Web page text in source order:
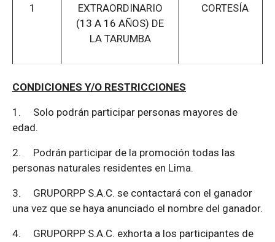
1
EXTRAORDINARIO
(13 A 16 AÑOS) DE
LA TARUMBA
CORTESÍA
CONDICIONES Y/O RESTRICCIONES
1. Solo podrán participar personas mayores de
edad.
2. Podrán participar de la promoción todas las
personas naturales residentes en Lima.
3. GRUPORPP S.A.C. se contactará con el ganador
una vez que se haya anunciado el nombre del ganador.
4. GRUPORPP S.A.C. exhorta a los participantes de